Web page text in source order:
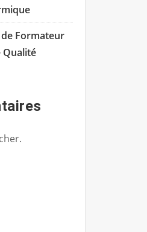
Formateur
Qualité